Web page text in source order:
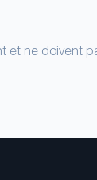
ne doivent